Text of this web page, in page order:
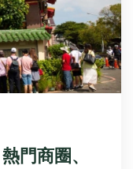
門商圈、